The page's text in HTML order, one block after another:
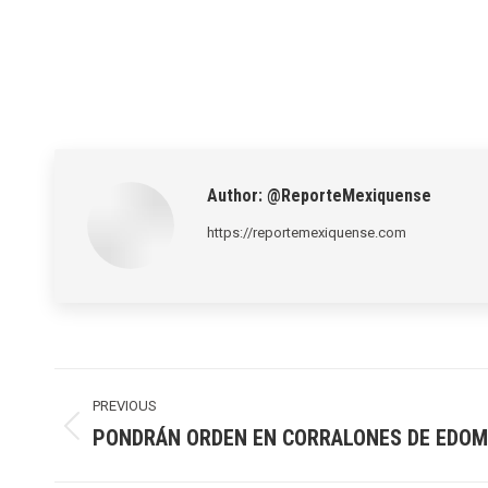
Author: @ReporteMexiquense
https://reportemexiquense.com
navigation
PREVIOUS
Previous
PONDRÁN ORDEN EN CORRALONES DE